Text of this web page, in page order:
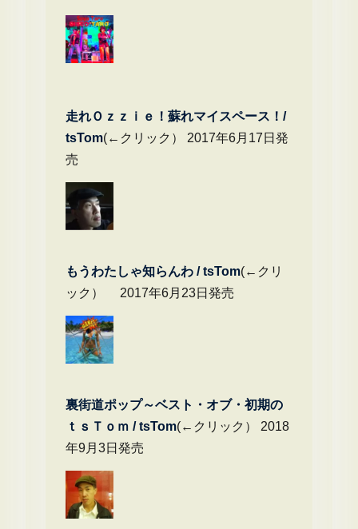
走れＯｚｚｉｅ！蘇れマイスペース！/
tsTom(←クリック） 2017年6月17日発
売
もうわたしゃ知らんわ / tsTom(←クリ
ック） 2017年6月23日発売
裏街道ポップ～ベスト・オブ・初期の
ｔｓＴｏｍ / tsTom(←クリック） 2018
年9月3日発売